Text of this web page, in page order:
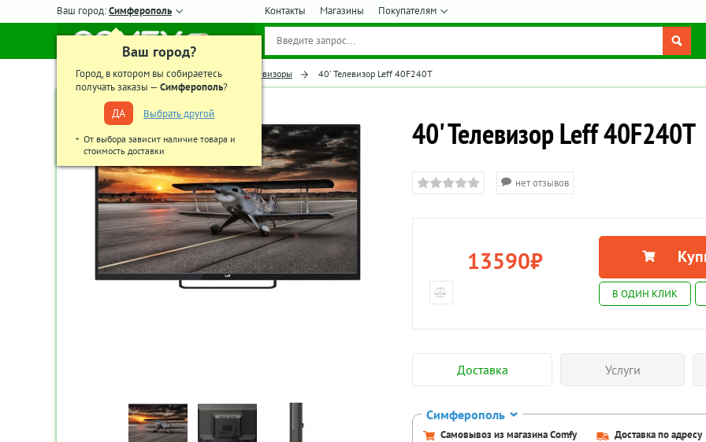
Ваш город:Симферополь
Ваш город?
Город, в котором вы собираетесь
получать заказы —Симферополь?
ДА Выбрать другой
От выбора зависит наличие товара и
стоимость доставки
Контакты Магазины Покупателям
Главная Телевизоры, аудио-видео Телевизоры 40' Телевизор Leff 40F240T
40' Телевизор Leff 40F240T
нет отзывов
13590₽
В ОДИН КЛИК
Доставка Услуги
Симферополь
Самовывоз из магазина Comfy
Доставка по адресу